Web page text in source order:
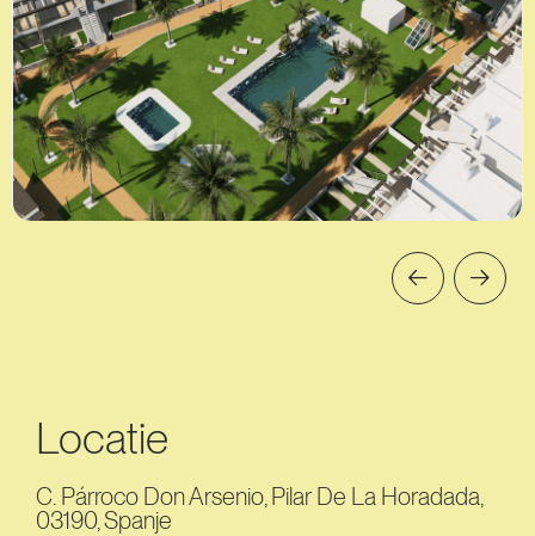
Locatie
C. Párroco Don Arsenio, Pilar De La Horadada,
03190, Spanje